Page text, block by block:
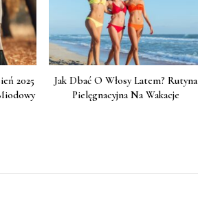
2025
Jak Dbać O Włosy Latem? Rutyna
Pielęgnacyjna Na Wakacje